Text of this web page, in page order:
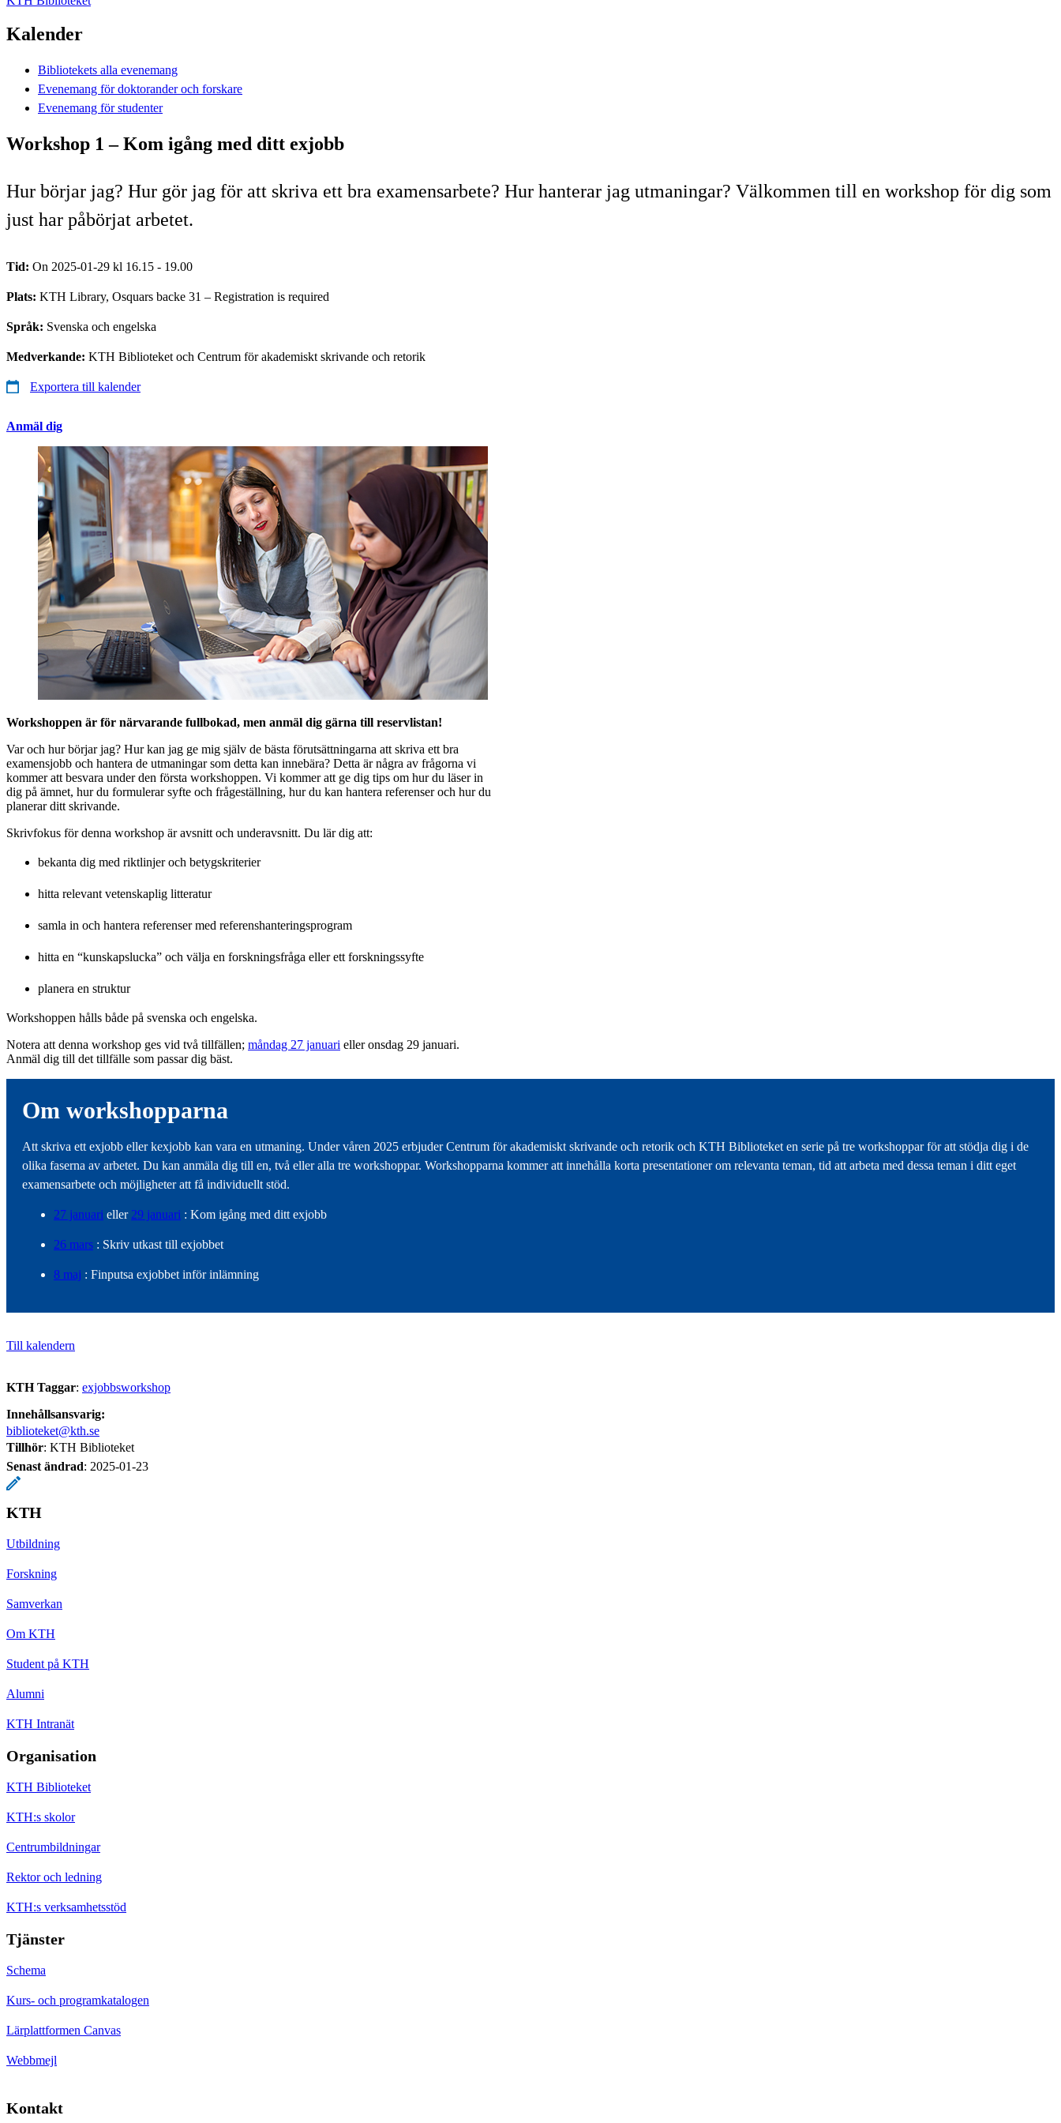
Kalender
Bibliotekets alla evenemang
Evenemang för doktorander och forskare
Evenemang för studenter
Workshop 1 – Kom igång med ditt exjobb
Hur börjar jag? Hur gör jag för att skriva ett bra examensarbete? Hur hanterar jag utmaningar? Välkommen till en workshop för dig som
just har påbörjat arbetet.
Tid: On 2025-01-29 kl 16.15 - 19.00
Plats: KTH Library, Osquars backe 31 – Registration is required
Språk: Svenska och engelska
Medverkande: KTH Biblioteket och Centrum för akademiskt skrivande och retorik
Exportera till kalender
Anmäl dig
Workshoppen är för närvarande fullbokad, men anmäl dig gärna till reservlistan!
Var och hur börjar jag? Hur kan jag ge mig själv de bästa förutsättningarna att skriva ett bra
examensjobb och hantera de utmaningar som detta kan innebära? Detta är några av frågorna vi
kommer att besvara under den första workshoppen. Vi kommer att ge dig tips om hur du läser in
dig på ämnet, hur du formulerar syfte och frågeställning, hur du kan hantera referenser och hur du
planerar ditt skrivande.
Skrivfokus för denna workshop är avsnitt och underavsnitt. Du lär dig att:
bekanta dig med riktlinjer och betygskriterier
hitta relevant vetenskaplig litteratur
samla in och hantera referenser med referenshanteringsprogram
hitta en “kunskapslucka” och välja en forskningsfråga eller ett forskningssyfte
planera en struktur
Workshoppen hålls både på svenska och engelska.
Notera att denna workshop ges vid två tillfällen; måndag 27 januari eller onsdag 29 januari.
Anmäl dig till det tillfälle som passar dig bäst.
Om workshopparna
Att skriva ett exjobb eller kexjobb kan vara en utmaning. Under våren 2025 erbjuder Centrum för akademiskt skrivande och retorik och KTH Biblioteket en serie på tre workshoppar för att stödja dig i de
olika faserna av arbetet. Du kan anmäla dig till en, två eller alla tre workshoppar. Workshopparna kommer att innehålla korta presentationer om relevanta teman, tid att arbeta med dessa teman i ditt eget
examensarbete och möjligheter att få individuellt stöd.
27 januari eller 29 januari : Kom igång med ditt exjobb
26 mars : Skriv utkast till exjobbet
8 maj : Finputsa exjobbet inför inlämning
Till kalendern
KTH Taggar: exjobbsworkshop
Innehållsansvarig:
biblioteket@kth.se
Tillhör: KTH Biblioteket
Senast ändrad: 2025-01-23
KTH
Utbildning
Forskning
Samverkan
Om KTH
Student på KTH
Alumni
KTH Intranät
Organisation
KTH Biblioteket
KTH:s skolor
Centrumbildningar
Rektor och ledning
KTH:s verksamhetsstöd
Tjänster
Schema
Kurs- och programkatalogen
Lärplattformen Canvas
Webbmejl
Kontakt